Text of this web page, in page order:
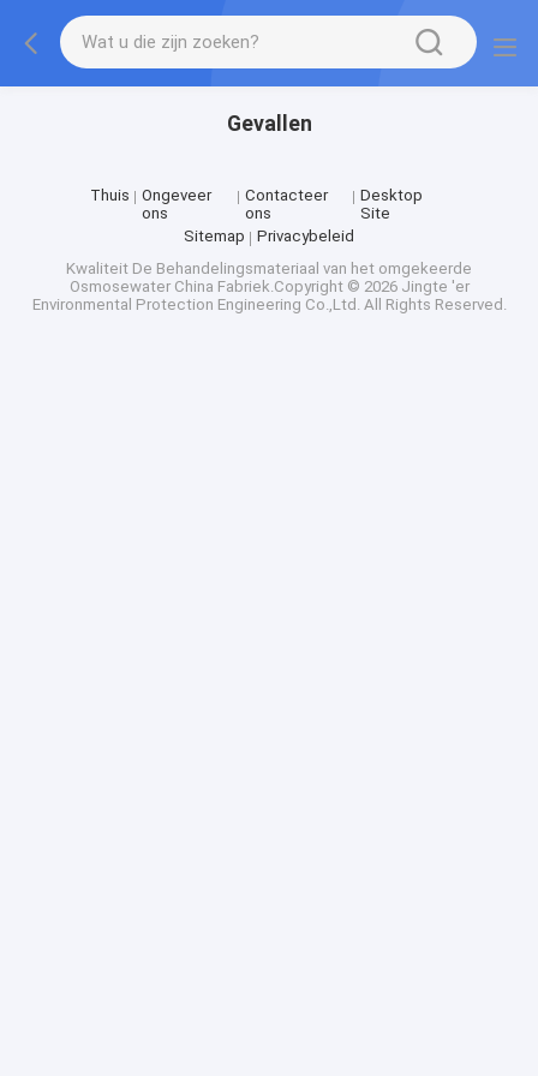
Gevallen
Thuis
Ongeveer
ons
Contacteer
ons
Desktop
Site
Sitemap
Privacybeleid
Kwaliteit De Behandelingsmateriaal van het omgekeerde
OsmosewaterChina Fabriek.Copyright © 2026 Jingte 'er
Environmental Protection Engineering Co.,Ltd. All Rights Reserved.